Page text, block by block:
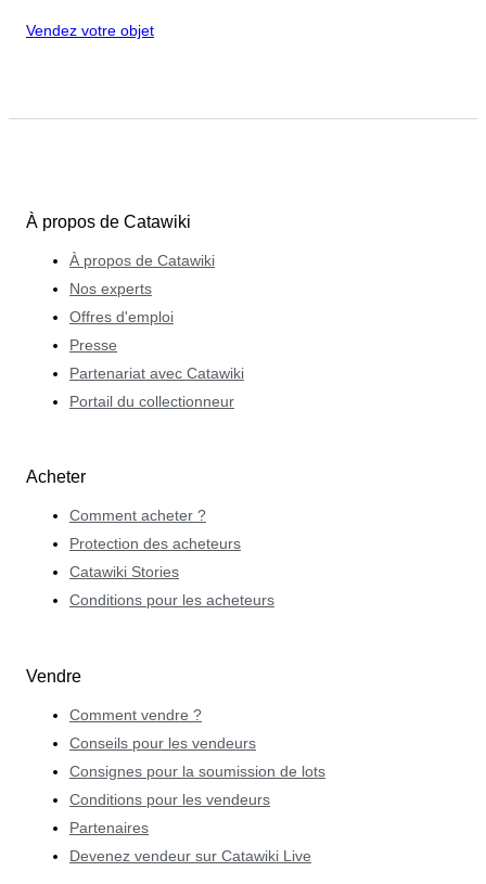
Vendez votre objet
À propos de Catawiki
À propos de Catawiki
Nos experts
Offres d'emploi
Presse
Partenariat avec Catawiki
Portail du collectionneur
Acheter
Comment acheter ?
Protection des acheteurs
Catawiki Stories
Conditions pour les acheteurs
Vendre
Comment vendre ?
Conseils pour les vendeurs
Consignes pour la soumission de lots
Conditions pour les vendeurs
Partenaires
Devenez vendeur sur Catawiki Live